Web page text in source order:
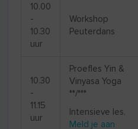
10.00
-
10.30
uur
Workshop
Peuterdans
10.30
-
11.15
uur
Proefles Yin &
Vinyasa Yoga
**/***
Intensieve les.
Meld je aan